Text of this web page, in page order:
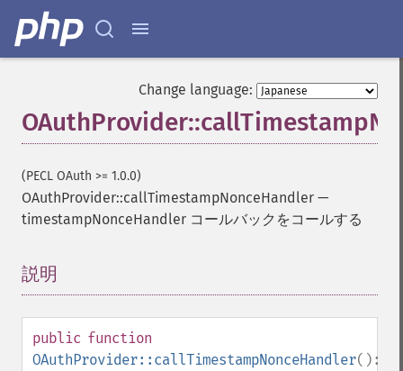
Change language:
(PECL OAuth >= 1.0.0)
OAuthProvider::callTimestampNonceHandler —
timestampNonceHandler コールバックをコールする
説明
public function
OAuthProvider::callTimestampNonceHandler():